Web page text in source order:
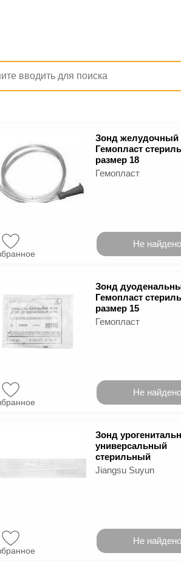
Изделия медицинского назначения
для терапии и диагностики
Зонд желудочный
Гемопласт
размер 18
Гемопласт
Не найдено
Зонд
Гемопласт
размер 15
Гемопласт
Не найдено
Зонд
универсальный
стерильный
Jiangsu Suyun
Не найдено